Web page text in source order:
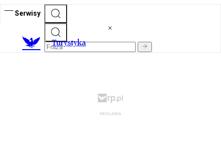
Serwisy
Turystyka